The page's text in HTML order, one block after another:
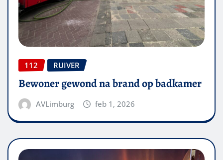
112 RUIVER
Bewoner gewond na brand op badkamer
AVLimburg feb 1, 2026